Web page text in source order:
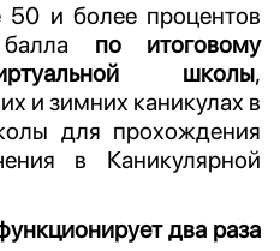
и более процентов
по итоговому
школы,
и зимних каникулах в
для прохождения
в Каникулярной
два раза